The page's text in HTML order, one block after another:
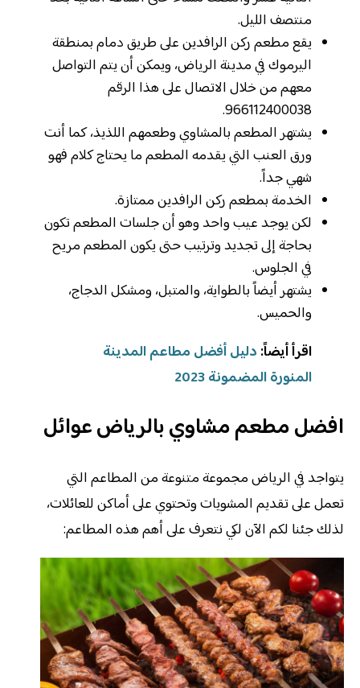
منتصف الليل.
يقع مطعم ركن الرافدين على طريق دمام بمنطقة
اليرموك في مدينة الرياض، ويمكن أن يتم التواصل
معهم من خلال الاتصال على هذا الرقم
966112400038.
يشتهر المطعم بالمشاوي وطعمهم اللذيذ، كما أنت
ورق العنب التي يقدمه المطعم ما يحتاج كلام فهو
شهي جداً.
الخدمة بمطعم ركن الرافدين ممتازة.
لكن يوجد عيب واحد وهو أن جلسات المطعم تكون
بحاجة إلى تجديد وترتيب حتى يكون المطعم مريح
في الجلوس.
يشتهر أيضاً بالطواية، والمتبل، ومشكل الدجاج،
والحميس.
اقرأ أيضاً: دليل أفضل مطاعم المدينة
المنورة المضمونة 2023
افضل مطعم مشاوي بالرياض عوائل
يتواجد في الرياض مجموعة متنوعة من المطاعم التي
تعمل على تقديم المشويات وتحتوي على أماكن للعائلات،
لذلك جئنا لكم الآن لكي نتعرف على أهم هذه المطاعم: